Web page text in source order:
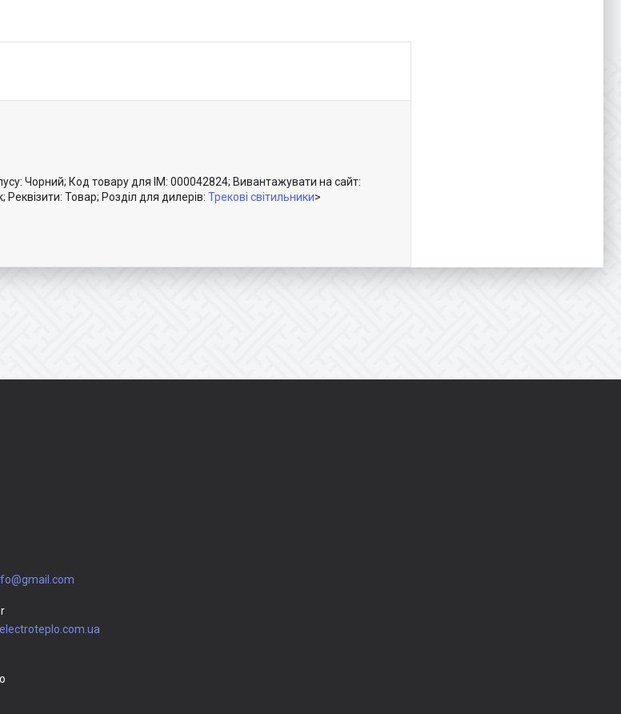
Чорний; Код товару для ІМ: 000042824; Вивантажувати на сайт:
Товар; Розділ для дилерів: Трекові світильники>